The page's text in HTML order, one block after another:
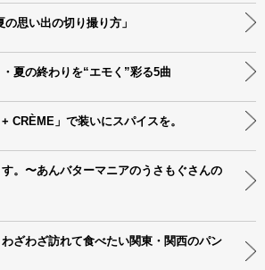
思い出の切り撮り方」
夏の終わりを“エモく”彩る5曲
CRÈME」で装いにスパイスを。
。〜あんバターマニアのうさもぐさんの
ざわざ訪れて食べたい関東・関西のパン